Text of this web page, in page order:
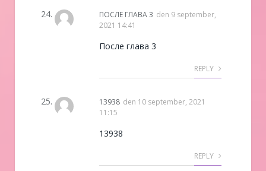
ПОСЛЕ ГЛАВА 3 den 9 september,
2021 14:41
После глава 3
REPLY
13938 den 10 september, 2021
11:15
13938
REPLY